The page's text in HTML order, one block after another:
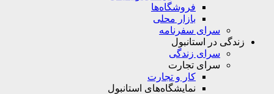
فروشگاه‌ها
بازار محلی
سرای سفرنامه
زندگی در استانبول
سرای زندگی
سرای تجارت
کار و تجارت
نمایشگاه‌های استانبول